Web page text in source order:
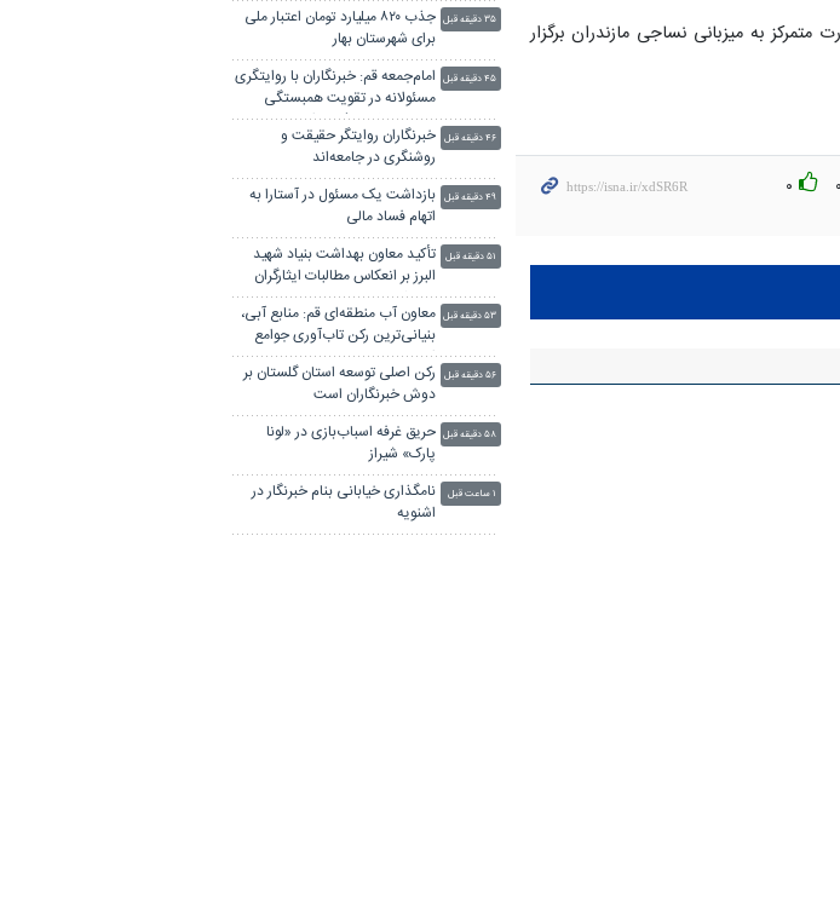
نقل از رسانه رسمی باشگاه تراکتور، مسابقات گروه ۶ به صورت متمرکز به میزبانی نساجی مازندران برگزار
۰ ۰
جذب ۸۲۰ میلیارد تومان اعتبار ملی
برای شهرستان بهار
۳۵ دقیقه قبل
امام‌جمعه قم: خبرنگاران با روایتگری
مسئولانه در تقویت همبستگی
جامعه نقش مؤثری دارند
۴۵ دقیقه قبل
خبرنگاران روایتگر حقیقت و
روشنگری در جامعه‌اند
۴۶ دقیقه قبل
بازداشت یک مسئول در آستارا به
اتهام فساد مالی
۴۹ دقیقه قبل
تأکید معاون بهداشت بنیاد شهید
البرز بر انعکاس مطالبات ایثارگران
توسط رسانه‌ها
۵۱ دقیقه قبل
معاون آب منطقه‌ای قم: منابع آبی،
بنیانی‌ترین رکن تاب‌آوری جوامع
است
۵۳ دقیقه قبل
رکن اصلی توسعه استان گلستان بر
دوش خبرنگاران است
۵۶ دقیقه قبل
حریق غرفه اسباب‌بازی در «لونا
پارک» شیراز
۵۸ دقیقه قبل
نامگذاری خیابانی بنام خبرنگار در
اشنویه
۱ ساعت قبل